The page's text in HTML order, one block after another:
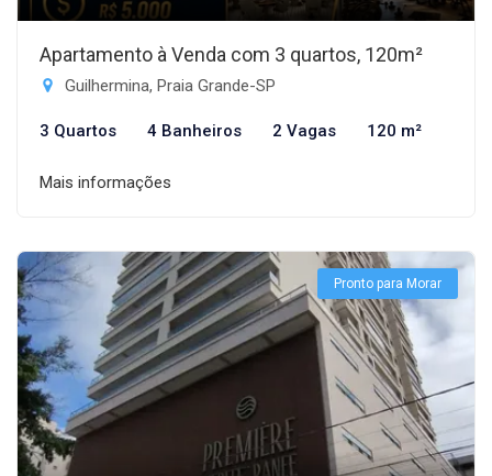
Apartamento à Venda com 3 quartos, 120m²
Guilhermina, Praia Grande-SP
3 Quartos 4 Banheiros 2 Vagas 120 m²
Mais informações
Pronto para Morar